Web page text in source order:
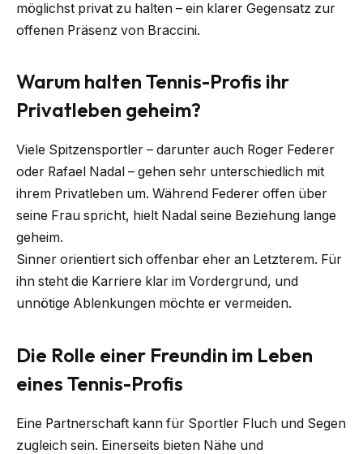
möglichst privat zu halten – ein klarer Gegensatz zur
offenen Präsenz von Braccini.
Warum halten Tennis-Profis ihr
Privatleben geheim?
Viele Spitzensportler – darunter auch Roger Federer
oder Rafael Nadal – gehen sehr unterschiedlich mit
ihrem Privatleben um. Während Federer offen über
seine Frau spricht, hielt Nadal seine Beziehung lange
geheim.
Sinner orientiert sich offenbar eher an Letzterem. Für
ihn steht die Karriere klar im Vordergrund, und
unnötige Ablenkungen möchte er vermeiden.
Die Rolle einer Freundin im Leben
eines Tennis-Profis
Eine Partnerschaft kann für Sportler Fluch und Segen
zugleich sein. Einerseits bieten Nähe und